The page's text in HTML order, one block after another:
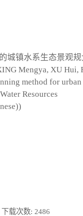
城镇水系生态景观
Mengya, XU Hui,
method for
Resources
下载次数: 2486